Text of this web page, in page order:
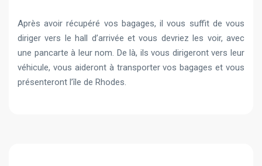
Après avoir récupéré vos bagages, il vous suffit de vous
diriger vers le hall d’arrivée et vous devriez les voir, avec
une pancarte à leur nom. De là, ils vous dirigeront vers leur
véhicule, vous aideront à transporter vos bagages et vous
présenteront l’île de Rhodes.